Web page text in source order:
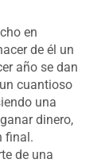
en
de él un
año se dan
cuantioso
una
dinero,
final.
de una